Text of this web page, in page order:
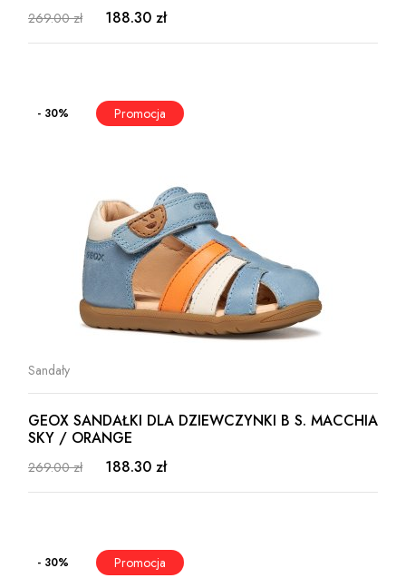
269.00 zł 188.30 zł
- 30%
Sandały
GEOX SANDAŁKI DLA DZIEWCZYNKI B S. MACCHIA
SKY / ORANGE
269.00 zł 188.30 zł
- 30%